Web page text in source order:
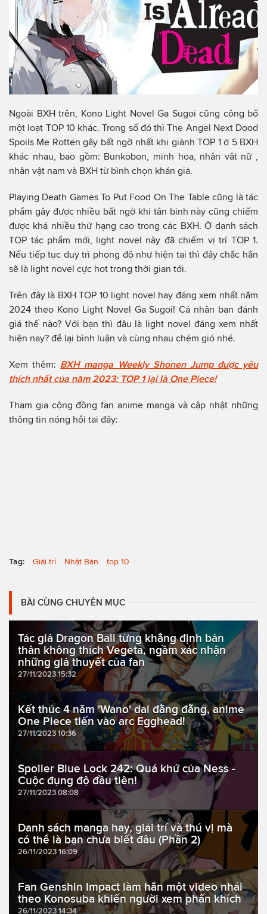
Ngoài BXH trên, Kono Light Novel Ga Sugoi cũng công bố
một loạt TOP 10 khác. Trong số đó thì The Angel Next Dood
Spoils Me Rotten gây bất ngờ nhất khi giành TOP 1 ở 5 BXH
khác nhau, bao gồm: Bunkobon, minh họa, nhân vật nữ ,
nhân vật nam và BXH từ bình chọn khán giả.
Playing Death Games To Put Food On The Table cũng là tác
phẩm gây được nhiều bất ngờ khi tân binh này cũng chiếm
được khá nhiều thứ hạng cao trong các BXH. Ở danh sách
TOP tác phẩm mới, light novel này đã chiếm vị trí TOP 1.
Nếu tiếp tục duy trì phong độ như hiện tại thì đây chắc hẳn
sẽ là light novel cực hot trong thời gian tới.
Trên đây là BXH TOP 10 light novel hay đáng xem nhất năm
2024 theo Kono Light Novel Ga Sugoi! Cá nhân bạn đánh
giá thế nào? Với bạn thì đâu là light novel đáng xem nhất
hiện nay? để lại bình luận và cùng nhau chém gió nhé.
Xem thêm: BXH manga Weekly Shonen Jump được yêu
thích nhất của năm 2023: TOP 1 lại là One Piece!
Tham gia cộng đồng fan anime manga và cập nhật những
thông tin nóng hổi tại đây:
Tag: Giải trí Nhật Bản top 10
BÀI CÙNG CHUYÊN MỤC
Tác giả Dragon Ball từng khẳng định bản
thân không thích Vegeta, ngầm xác nhận
những giả thuyết của fan
27/11/2023 15:32
Kết thúc 4 năm 'Wano' dai đằng đẵng, anime
One Piece tiến vào arc Egghead!
27/11/2023 10:36
Spoiler Blue Lock 242: Quá khứ của Ness -
Cuộc đụng độ đầu tiên!
27/11/2023 08:08
Danh sách manga hay, giải trí và thú vị mà
có thể là bạn chưa biết đâu (Phần 2)
26/11/2023 16:09
Fan Genshin Impact làm hẳn một video nhái
theo Konosuba khiến người xem phấn khích
26/11/2023 14:34